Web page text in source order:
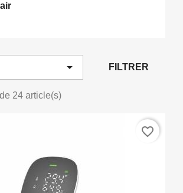
 FILTRER
24 article(s)
favorite_border